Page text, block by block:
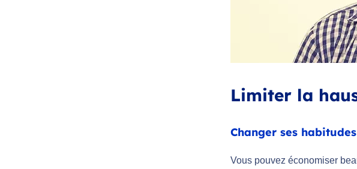
Limiter la
Changer ses
Vous pouvez économiser